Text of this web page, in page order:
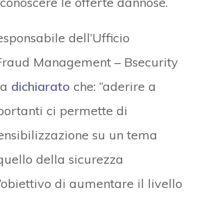
dell’Ufficio
Management – Bsecurity
dichiarato che: “aderire a
ci permette di
su un tema
della sicurezza
di aumentare il livello